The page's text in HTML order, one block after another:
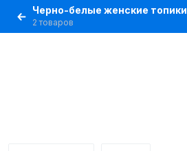
Черно-белые женские топики
2 товаров